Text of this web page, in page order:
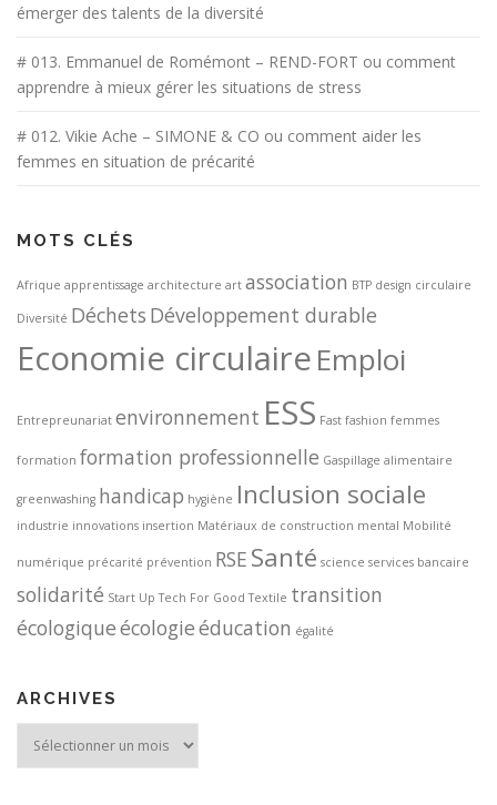
émerger des talents de la diversité
# 013. Emmanuel de Romémont – REND-FORT ou comment
apprendre à mieux gérer les situations de stress
# 012. Vikie Ache – SIMONE & CO ou comment aider les
femmes en situation de précarité
MOTS CLÉS
Afrique apprentissage architecture art association BTP design circulaire
Diversité Déchets Développement durable
Economie circulaireEmploi
Entrepreunariat environnement ESS Fast fashion femmes
formation formation professionnelle Gaspillage alimentaire
greenwashing handicap hygiène Inclusion sociale
industrie innovations insertion Matériaux de construction mental Mobilité
numérique précarité prévention RSE Santé science services bancaire
solidarité Start Up Tech For Good Textile transition
écologiqueécologieéducation égalité
ARCHIVES